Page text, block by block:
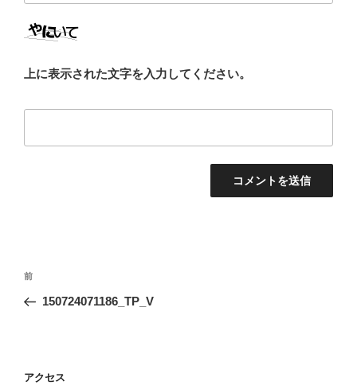
上に表示された文字を入力してください。
投
ナ
ー
前
の
前
150724071186_TP_V
アクセス